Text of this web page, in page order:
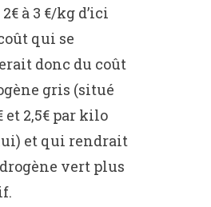
à 3 €/kg d’ici
qui se
donc du coût
gris (situé
et 2,5€ par kilo
et qui rendrait
vert plus